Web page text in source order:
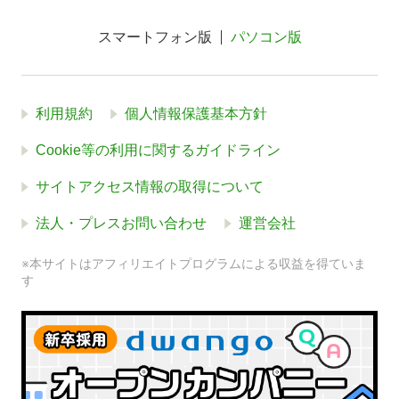
スマートフォン版 パソコン版
利用規約 個人情報保護基本方針
Cookie等の利用に関するガイドライン
サイトアクセス情報の取得について
法人・プレスお問い合わせ 運営会社
※本サイトはアフィリエイトプログラムによる収益を得ていま
す